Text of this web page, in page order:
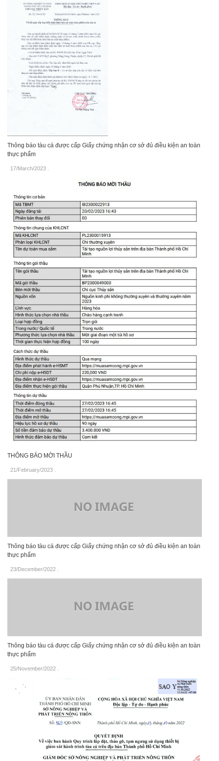
Thông báo tàu cá được cấp Giấy chứng nhận cơ sở đủ điều kiện an toàn
thực phẩm
17/March/2023
THÔNG BÁO MỜI THẦU
21/February/2023
Thông báo tàu cá được cấp Giấy chứng nhận cơ sở đủ điều kiện an toàn
thực phẩm
23/December/2022
Thông báo tàu cá được cấp Giấy chứng nhận cơ sở đủ điều kiện an toàn
thực phẩm
25/November/2022